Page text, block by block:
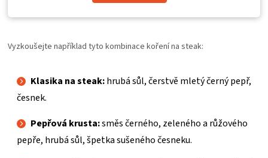
Vyzkoušejte například tyto kombinace koření na steak:
Klasika na steak:hrubá sůl, čerstvě mletý černý pepř,
česnek.
Pepřová krusta:směs černého, zeleného a růžového
pepře, hrubá sůl, špetka sušeného česneku.